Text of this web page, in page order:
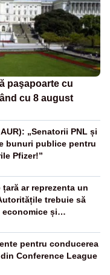
paşapoarte cu
cu 8 august
„Senatorii PNL și
bunuri publice pentru
Pfizer!”
ar reprezenta un
trebuie să
și
pentru conducerea
Conference League